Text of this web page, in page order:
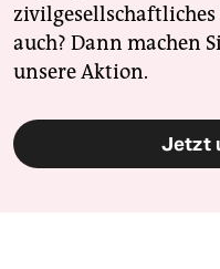
zivilgesellschaftliches
auch? Dann machen
unsere Aktion.
Jetzt